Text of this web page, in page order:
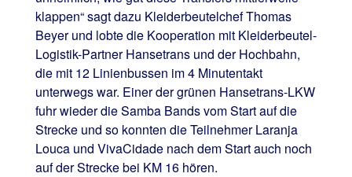
klappen“ sagt dazu Kleiderbeutelchef Thomas
Beyer und lobte die Kooperation mit Kleiderbeutel-
Logistik-Partner Hansetrans und der Hochbahn,
die mit 12 Linienbussen im 4 Minutentakt
unterwegs war. Einer der grünen Hansetrans-LKW
fuhr wieder die Samba Bands vom Start auf die
Strecke und so konnten die Teilnehmer Laranja
Louca und VivaCidade nach dem Start auch noch
auf der Strecke bei KM 16 hören.